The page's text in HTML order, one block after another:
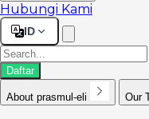
Hubungi Kami
ID
Daftar
About prasmul-eli Our